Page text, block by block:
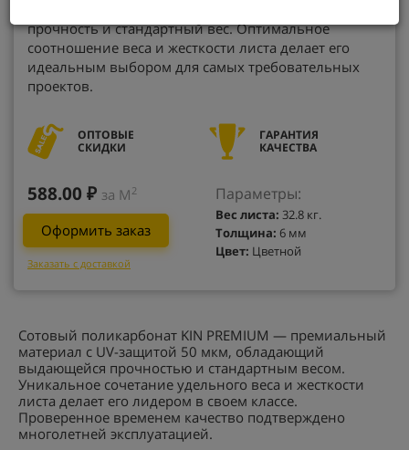
прочность и стандартный вес. Оптимальное
соотношение веса и жесткости листа делает его
идеальным выбором для самых требовательных
проектов.
ОПТОВЫЕ
СКИДКИ
ГАРАНТИЯ
КАЧЕСТВА
588.00 ₽ за М 2
Оформить заказ
Заказать с доставкой
Параметры:
Вес листа: 32.8 кг.
Толщина: 6 мм
Цвет: Цветной
Сотовый поликарбонат KIN PREMIUM — премиальный
материал с UV-защитой 50 мкм, обладающий
выдающейся прочностью и стандартным весом.
Уникальное сочетание удельного веса и жесткости
листа делает его лидером в своем классе.
Проверенное временем качество подтверждено
многолетней эксплуатацией.